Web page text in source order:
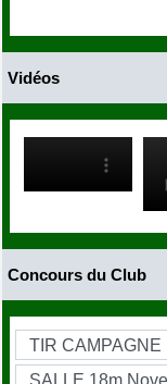
Vidéos
Concours du Club